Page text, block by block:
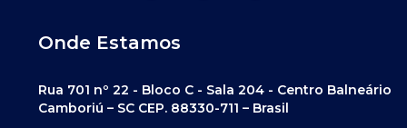
Onde Estamos
Rua 701 nº 22 - Bloco C - Sala 204 - Centro Balneário
Camboriú – SC CEP. 88330-711 – Brasil